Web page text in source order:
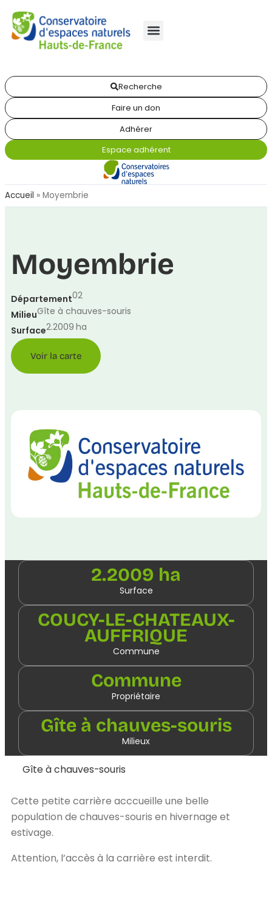
Recherche
Faire un don
Adhérer
Espace adhérent
Accueil » Moyembrie
Moyembrie
Département02
MilieuGîte à chauves-souris
Surface2.2009 ha
Voir la carte
2.2009 ha
Surface
COUCY-LE-CHATEAUX-
AUFFRIQUE
Commune
Commune
Propriétaire
Gîte à chauves-souris
Milieux
Gîte à chauves-souris
Cette petite carrière acccueille une belle
population de chauves-souris en hivernage et
estivage.
Attention, l’accès à la carrière est interdit.